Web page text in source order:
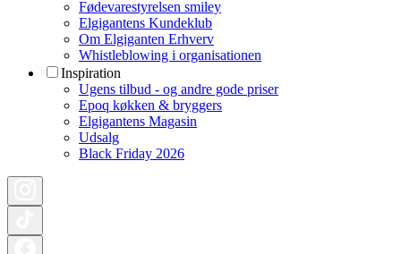
Fødevarestyrelsen smiley
Elgigantens Kundeklub
Om Elgiganten Erhverv
Whistleblowing i organisationen
Inspiration
Ugens tilbud - og andre gode priser
Epoq køkken & bryggers
Elgigantens Magasin
Udsalg
Black Friday 2026